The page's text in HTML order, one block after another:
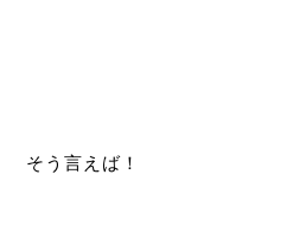
そう言えば！